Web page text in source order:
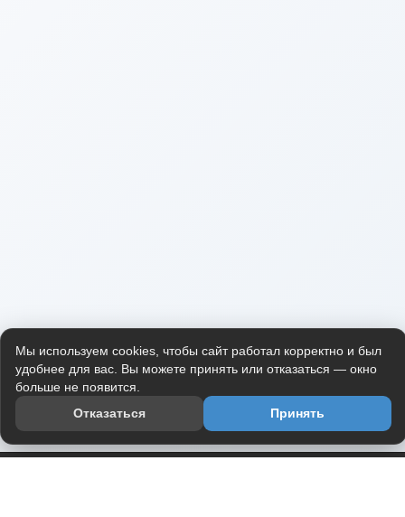
Мы используем cookies, чтобы сайт работал корректно и был
удобнее для вас. Вы можете принять или отказаться — окно
больше не появится.
Отказаться
Принять